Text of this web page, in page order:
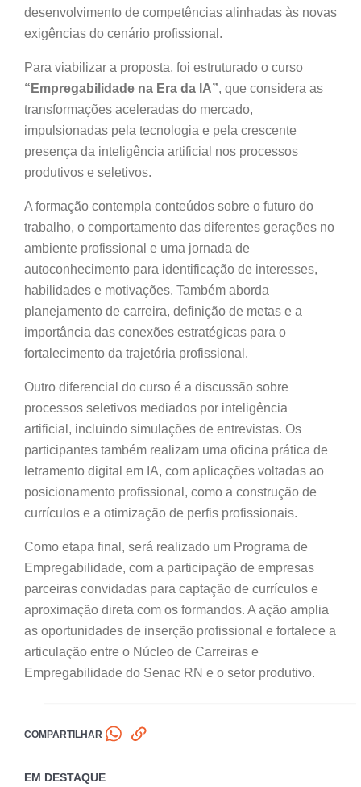
desenvolvimento de competências alinhadas às novas
exigências do cenário profissional.
Para viabilizar a proposta, foi estruturado o curso
“Empregabilidade na Era da IA”, que considera as
transformações aceleradas do mercado,
impulsionadas pela tecnologia e pela crescente
presença da inteligência artificial nos processos
produtivos e seletivos.
A formação contempla conteúdos sobre o futuro do
trabalho, o comportamento das diferentes gerações no
ambiente profissional e uma jornada de
autoconhecimento para identificação de interesses,
habilidades e motivações. Também aborda
planejamento de carreira, definição de metas e a
importância das conexões estratégicas para o
fortalecimento da trajetória profissional.
Outro diferencial do curso é a discussão sobre
processos seletivos mediados por inteligência
artificial, incluindo simulações de entrevistas. Os
participantes também realizam uma oficina prática de
letramento digital em IA, com aplicações voltadas ao
posicionamento profissional, como a construção de
currículos e a otimização de perfis profissionais.
Como etapa final, será realizado um Programa de
Empregabilidade, com a participação de empresas
parceiras convidadas para captação de currículos e
aproximação direta com os formandos. A ação amplia
as oportunidades de inserção profissional e fortalece a
articulação entre o Núcleo de Carreiras e
Empregabilidade do Senac RN e o setor produtivo.
COMPARTILHAR
EM DESTAQUE